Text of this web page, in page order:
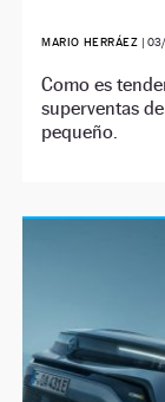
MARIO HERRÁEZ |
Como es
superventas
pequeño.